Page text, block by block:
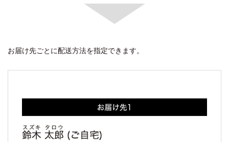
お届け先ごとに配送方法を指定できます。